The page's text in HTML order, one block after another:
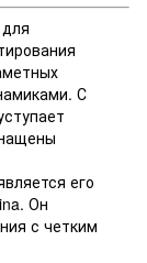
С
его
Он
с четким